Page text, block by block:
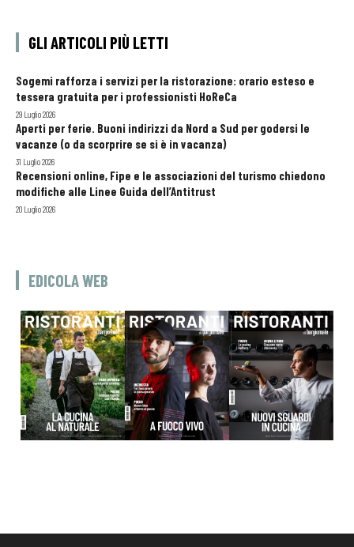
GLI ARTICOLI PIÙ LETTI
Sogemi rafforza i servizi per la ristorazione: orario esteso e
tessera gratuita per i professionisti HoReCa
29 Luglio 2026
Aperti per ferie. Buoni indirizzi da Nord a Sud per godersi le
vacanze (o da scorprire se si è in vacanza)
31 Luglio 2026
Recensioni online, Fipe e le associazioni del turismo chiedono
modifiche alle Linee Guida dell’Antitrust
20 Luglio 2026
EDICOLA WEB